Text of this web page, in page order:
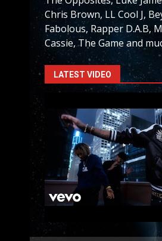
Chris Brown, LL Cool J,
Fabolous, Rapper D.A.B,
Cassie, The Game and
LATEST VIDEO